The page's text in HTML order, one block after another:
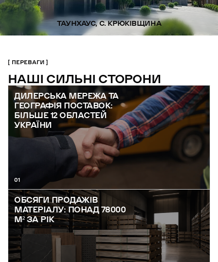
ТАУНХАУС, С. КРЮКІВЩИНА
ПЕРЕВАГИ
НАШІ СИЛЬНІ СТОРОНИ
ДИЛЕРСЬКА МЕРЕЖА ТА
ГЕОГРАФІЯ ПОСТАВОК:
БІЛЬШЕ 12 ОБЛАСТЕЙ
УКРАЇНИ
01
ОБСЯГИ ПРОДАЖІВ
МАТЕРІАЛУ: ПОНАД 78000
М² ЗА РІК